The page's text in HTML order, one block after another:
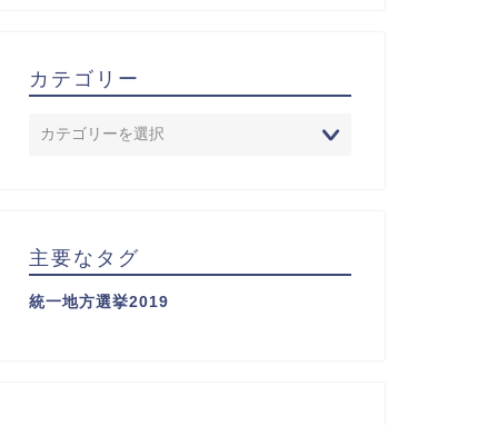
カテゴリー
主要なタグ
統一地方選挙2019